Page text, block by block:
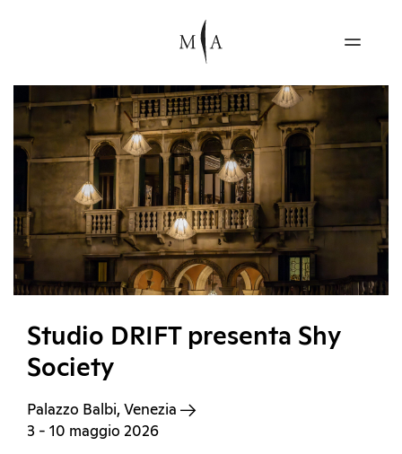
Studio DRIFT presenta Shy
Society
Palazzo Balbi, Venezia
3 - 10 maggio 2026